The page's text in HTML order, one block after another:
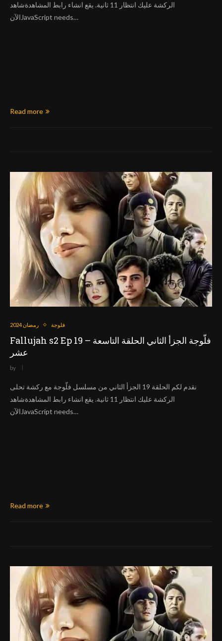
الركشة عليك انتظار 11 ثانية. يقع انشاء رابط المشاهدةشاهد
الآنJavaScript needs…
Read more
رمضان 2024 فلوجة
Fallujah s2 Ep 19 – فلّوجة الجزأ الثاني الحلقة التاسعة
عشر
by
نقدم لكم الحلقة 19 الجزأ الثاني من مسلسل فلّوجة مع ركشة تحلى
الركشة عليك انتظار 11 ثانية. يقع انشاء رابط المشاهدةشاهد
الآنJavaScript needs…
Read more